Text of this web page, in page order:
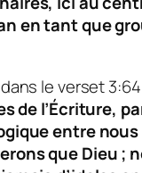
en tant que
le verset
de l’Écriture,
entre nous
que Dieu ;